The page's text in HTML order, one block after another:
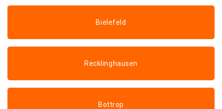
Bielefeld
Recklinghausen
Bottrop